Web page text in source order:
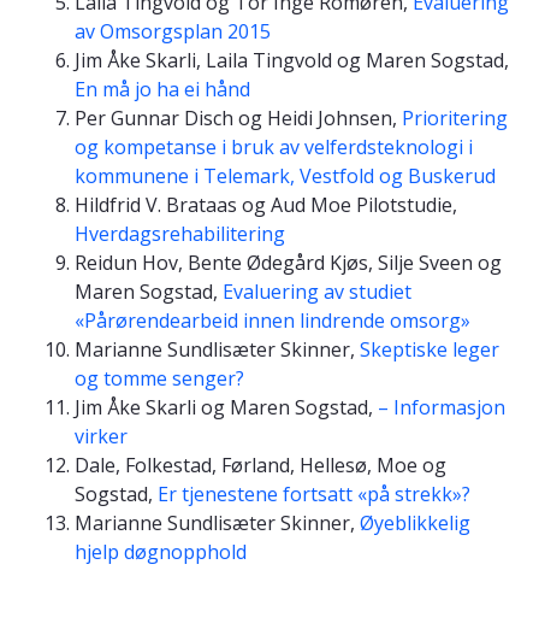
av Omsorgsplan 2015
Jim Åke Skarli, Laila Tingvold og Maren Sogstad,
En må jo ha ei hånd
Per Gunnar Disch og Heidi Johnsen, Prioritering
og kompetanse i bruk av velferdsteknologi i
kommunene i Telemark, Vestfold og Buskerud
Hildfrid V. Brataas og Aud Moe Pilotstudie,
Hverdagsrehabilitering
Reidun Hov, Bente Ødegård Kjøs, Silje Sveen og
Maren Sogstad, Evaluering av studiet
«Pårørendearbeid innen lindrende omsorg»
Marianne Sundlisæter Skinner, Skeptiske leger
og tomme senger?
Jim Åke Skarli og Maren Sogstad, – Informasjon
virker
Dale, Folkestad, Førland, Hellesø, Moe og
Sogstad, Er tjenestene fortsatt «på strekk»?
Marianne Sundlisæter Skinner, Øyeblikkelig
hjelp døgnopphold